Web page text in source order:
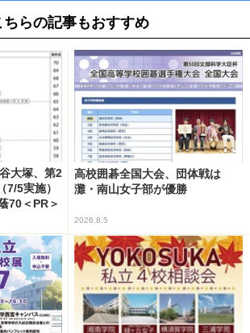
ちらの記事もおすすめ
大塚、第2
7/5実施）
70＜PR＞
高校囲碁全国大会、団体戦は
灘・南山女子部が優勝
2026.8.5